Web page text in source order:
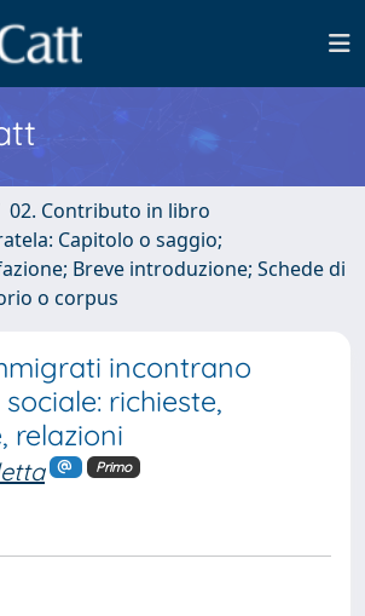
02. Contributo in libro
Capitolo o saggio;
Breve introduzione; Schede di
o corpus
incontrano
sociale: richieste,
relazioni
Primo